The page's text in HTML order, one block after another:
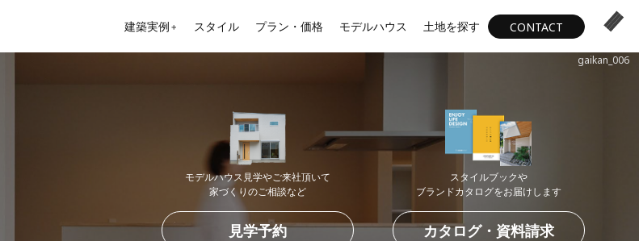
gaikan_006
建築実例 ＋ スタイル プラン・価格 モデルハウス 土地を探す CONTACT
モデルハウス見学やご来社頂いて
家づくりのご相談など
見学予約
スタイルブックや
ブランドカタログをお届けします
カタログ・資料請求